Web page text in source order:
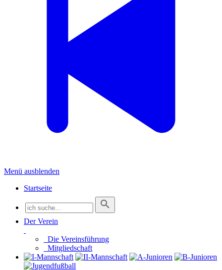
Menü ausblenden
Startseite
Der Verein
Die Vereinsführung
Mitgliedschaft